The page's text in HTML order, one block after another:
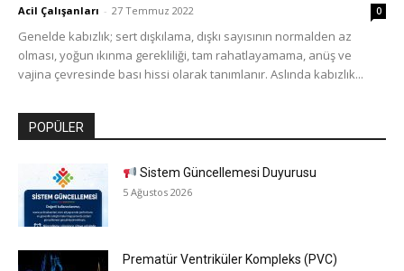
Acil Çalışanları - 27 Temmuz 2022 0
Genelde kabızlık; sert dışkılama, dışkı sayısının normalden az
olması, yoğun ıkınma gerekliliği, tam rahatlayamama, anüş ve
vajina çevresinde bası hissi olarak tanımlanır. Aslında kabızlık...
POPÜLER
Sistem Güncellemesi Duyurusu
5 Ağustos 2026
Prematür Ventriküler Kompleks (PVC)